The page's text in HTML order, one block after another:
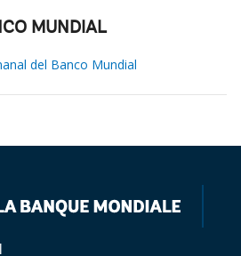
MUNDIAL
del Banco Mundial